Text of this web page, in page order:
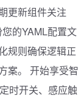
更新组件关注
的YAML配置文
规则确保逻辑正
案。 开始享受智
时开关、感应触